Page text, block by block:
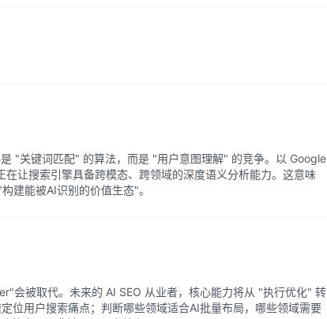
"关键词匹配" 的算法，而是 "用户意图理解" 的竞争。以 Google
让搜索引擎具备跨模态、跨领域的深度语义分析能力。这意味
建能被AI识别的价值生态"。
会被取代。未来的 AI SEO 从业者，核心能力将从 "执行优化" 转
位用户搜索痛点；判断哪些领域适合AI批量布局，哪些领域需要